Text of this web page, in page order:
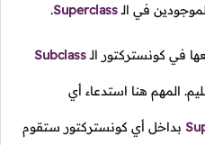
في الـSuperclass
.
في كونستركتور الـSubclass
المهم هنا استدعاء أي
بداخل أي كونستركتور ستقوم